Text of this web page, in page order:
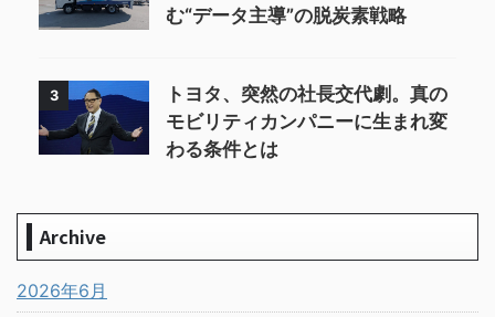
む“データ主導”の脱炭素戦略
3
トヨタ、突然の社長交代劇。真の
モビリティカンパニーに生まれ変
わる条件とは
Archive
2026年6月